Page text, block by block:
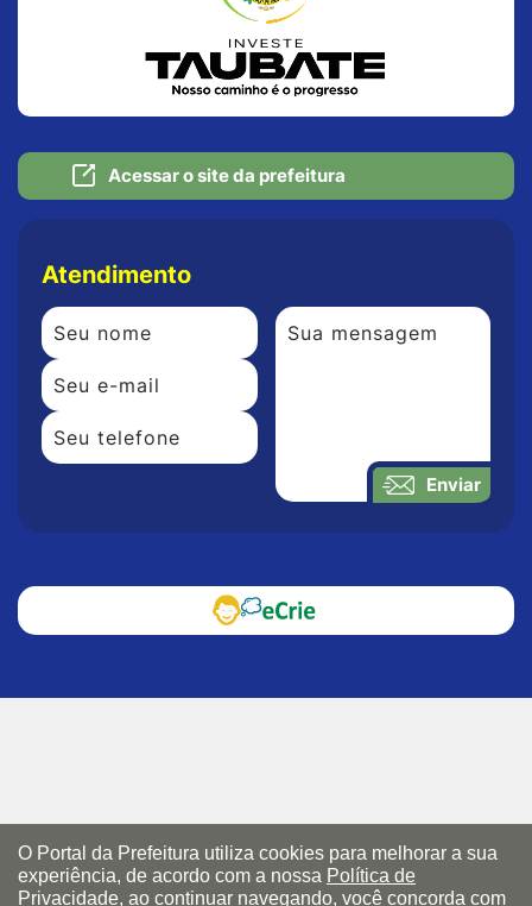
Acessar o site da prefeitura
Atendimento
Enviar
O Portal da Prefeitura utiliza cookies para melhorar a sua
experiência, de acordo com a nossa Política de
Privacidade, ao continuar navegando, você concorda com